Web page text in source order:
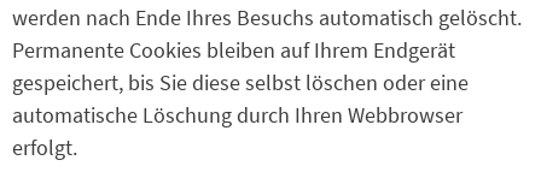
werden nach Ende Ihres Besuchs automatisch gelöscht.
Permanente Cookies bleiben auf Ihrem Endgerät
gespeichert, bis Sie diese selbst löschen oder eine
automatische Löschung durch Ihren Webbrowser
erfolgt.